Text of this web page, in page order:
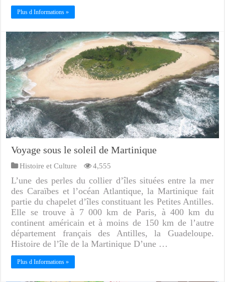
Plus d Informations »
Voyage sous le soleil de Martinique
Histoire et Culture 4,555
L’une des perles du collier d’îles situées entre la mer
des Caraïbes et l’océan Atlantique, la Martinique fait
partie du chapelet d’îles constituant les Petites Antilles.
Elle se trouve à 7 000 km de Paris, à 400 km du
continent américain et à moins de 150 km de l’autre
département français des Antilles, la Guadeloupe.
Histoire de l’île de la Martinique D’une …
Plus d Informations »